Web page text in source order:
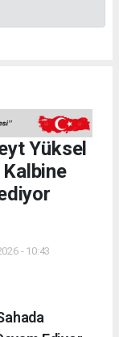
Yüksel
- 10:43